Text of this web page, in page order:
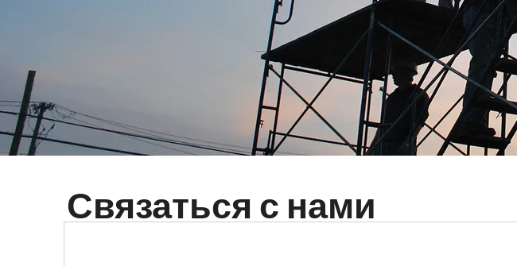
Связаться с нами